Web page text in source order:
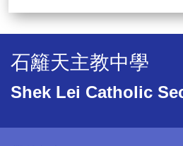
石籬天主教中學
Shek Lei Catholic